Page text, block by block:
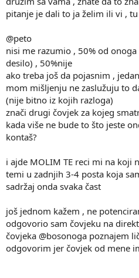
pitanje je dali to ja želim ili vi ,
@peto
nisi me razumio , 50% od
desilo) , 50%nije
ako treba još da pojasnim ,
mom mišljenju ne zaslužuju to
(nije bitno iz kojih razloga)
znači drugi čovjek za kojeg
kada više ne bude to što jeste
kontaš?
i ajde MOLIM TE reci mi na koji
temi u zadnjih 3-4 posta koja
sadržaj onda svaka čast
još jednom kažem , ne
odgovorio sam čovjeku na
čovjeka @bosonoga poznajem
odgovorim jer čovjek od mene